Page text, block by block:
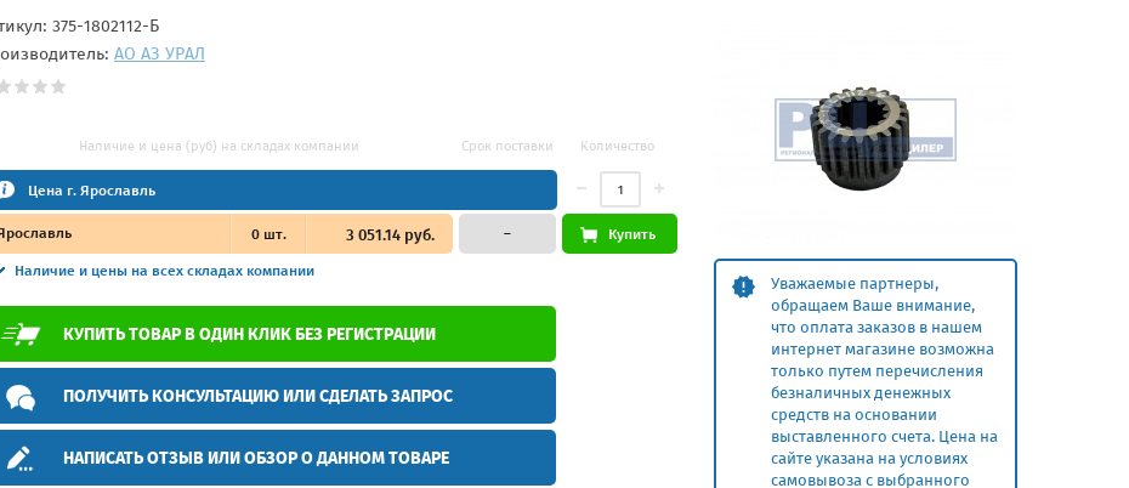
Уважаемые партнеры,
обращаем Ваше внимание,
что оплата заказов в нашем
интернет магазине возможна
только путем перечисления
безналичных денежных
средств на основании
выставленного счета. Цена на
сайте указана на условиях
самовывоза с выбранного
375-1802112-Б
АО АЗ УРАЛ
Наличие и цена (руб) на складах компании Срок поставки Количество
Цена г. Ярославль
0шт. 3 051.14 руб.
Наличие и цены на всех складах компании
– Купить
КУПИТЬ ТОВАР В ОДИН КЛИК БЕЗ РЕГИСТРАЦИИ
ПОЛУЧИТЬ КОНСУЛЬТАЦИЮ ИЛИ СДЕЛАТЬ ЗАПРОС
НАПИСАТЬ ОТЗЫВ ИЛИ ОБЗОР О ДАННОМ ТОВАРЕ